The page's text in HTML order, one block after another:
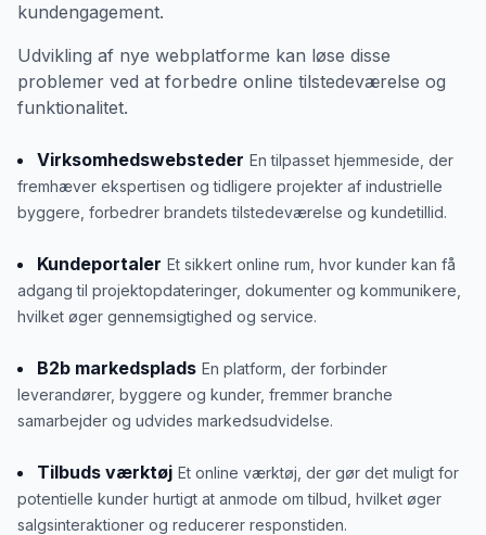
kundengagement.
Udvikling af nye webplatforme kan løse disse
problemer ved at forbedre online tilstedeværelse og
funktionalitet.
Virksomhedswebsteder En tilpasset hjemmeside, der
fremhæver ekspertisen og tidligere projekter af industrielle
byggere, forbedrer brandets tilstedeværelse og kundetillid.
Kundeportaler Et sikkert online rum, hvor kunder kan få
adgang til projektopdateringer, dokumenter og kommunikere,
hvilket øger gennemsigtighed og service.
B2b markedsplads En platform, der forbinder
leverandører, byggere og kunder, fremmer branche
samarbejder og udvides markedsudvidelse.
Tilbuds værktøj Et online værktøj, der gør det muligt for
potentielle kunder hurtigt at anmode om tilbud, hvilket øger
salgsinteraktioner og reducerer responstiden.